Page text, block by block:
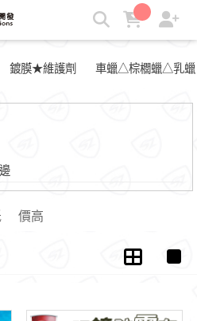
車體防護
鍍膜★維護劑 車蠟△棕櫚蠟△乳蠟
價高